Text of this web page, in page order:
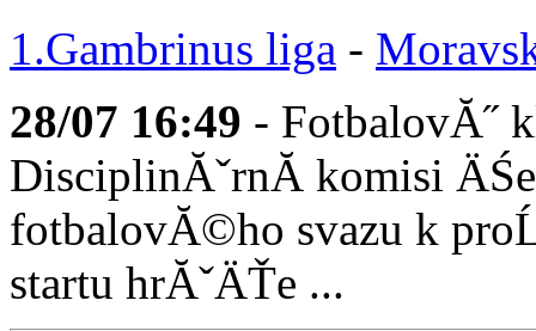
1.Gambrinus liga -
28/07 16:49 - FotbalovĂ˝
DisciplinĂˇrnĂ­ komisi
fotbalovĂ©ho svazu k
startu hrĂˇÄŤe ...